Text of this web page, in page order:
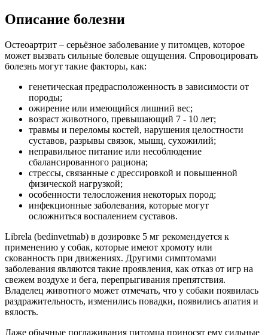
Описание болезни
Остеоартрит – серьёзное заболевание у питомцев, которое
может вызвать сильные болевые ощущения. Спровоцировать
болезнь могут такие факторы, как:
генетическая предрасположенность в зависимости от
породы;
ожирение или имеющийся лишний вес;
возраст животного, превышающий 7 - 10 лет;
травмы и переломы костей, нарушения целостности
суставов, разрывы связок, мышц, сухожилий;
неправильное питание или несоблюдение
сбалансированного рациона;
стрессы, связанные с дрессировкой и повышенной
физической нагрузкой;
особенности телосложения некоторых пород;
инфекционные заболевания, которые могут
осложниться воспалением суставов.
Librela (bedinvetmab) в дозировке 5 мг рекомендуется к
применению у собак, которые имеют хромоту или
скованность при движениях. Другими симптомами
заболевания являются такие проявления, как отказ от игр на
свежем воздухе и бега, перепрыгивания препятствия.
Владелец животного может отмечать, что у собаки появилась
раздражительность, изменились повадки, появились апатия и
вялость.
Даже обычные поглаживания питомца приносят ему сильные